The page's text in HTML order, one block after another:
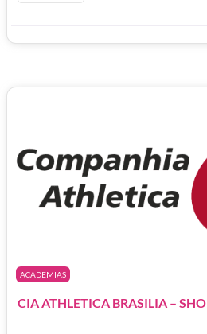
ACADEMIAS
CIA ATHLETICA BRASILIA –